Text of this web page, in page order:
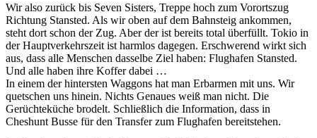
Wir also zurück bis Seven Sisters, Treppe hoch zum Vorortszug
Richtung Stansted. Als wir oben auf dem Bahnsteig ankommen,
steht dort schon der Zug. Aber der ist bereits total überfüllt. Tokio in
der Hauptverkehrszeit ist harmlos dagegen. Erschwerend wirkt sich
aus, dass alle Menschen dasselbe Ziel haben: Flughafen Stansted.
Und alle haben ihre Koffer dabei …
In einem der hintersten Waggons hat man Erbarmen mit uns. Wir
quetschen uns hinein. Nichts Genaues weiß man nicht. Die
Gerüchteküche brodelt. Schließlich die Information, dass in
Cheshunt Busse für den Transfer zum Flughafen bereitstehen.